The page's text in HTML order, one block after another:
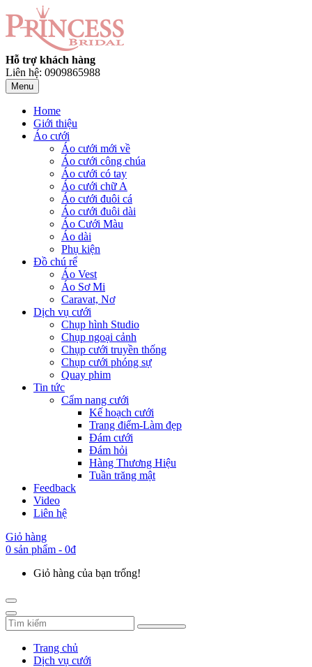
Hỗ trợ khách hàng
Liên hệ: 0909865988
Menu
Home
Giới thiệu
Áo cưới
Áo cưới mới về
Áo cưới công chúa
Áo cưới có tay
Áo cưới chữ A
Áo cưới đuôi cá
Áo cưới đuôi dài
Áo Cưới Màu
Áo dài
Phụ kiện
Đồ chú rể
Áo Vest
Áo Sơ Mi
Caravat, Nơ
Dịch vụ cưới
Chụp hình Studio
Chụp ngoại cảnh
Chụp cưới truyền thống
Chụp cưới phóng sự
Quay phim
Tin tức
Cẩm nang cưới
Kế hoạch cưới
Trang điểm-Làm đẹp
Đám cưới
Đám hỏi
Hàng Thương Hiệu
Tuần trăng mật
Feedback
Video
Liên hệ
Giỏ hàng
0 sản phẩm - 0đ
Giỏ hàng của bạn trống!
Trang chủ
Dịch vụ cưới